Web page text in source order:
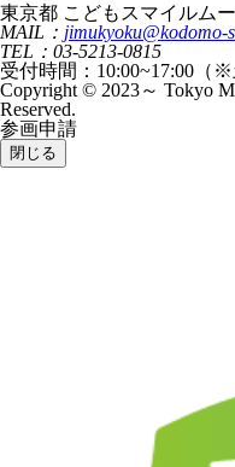
東京都 こどもスマイルム
MAIL： jimukyoku@kodomo-
TEL：03-5213-0815
受付時間：10:00~17:00（※
Copyright © 2023～ Tokyo
Reserved.
参画申請
閉じる